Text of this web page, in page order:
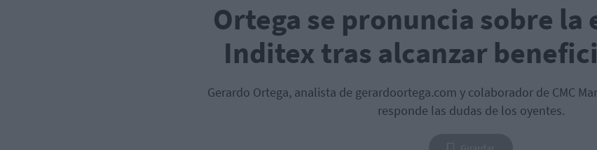
Ortega se pronuncia sobre la
Inditex tras alcanzar
Gerardo Ortega, analista de gerardoortega.com y colaborador de CMC
responde las dudas de los oyentes.